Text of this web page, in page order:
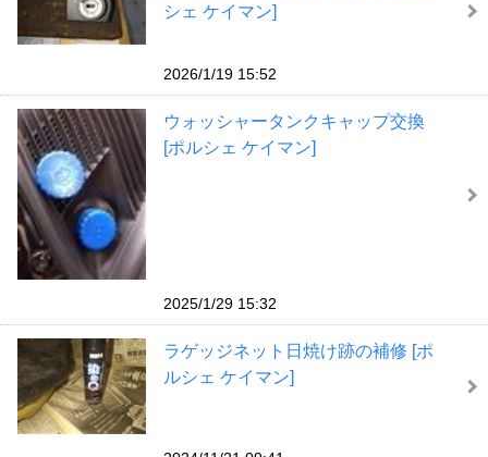
シェ ケイマン]
2026/1/19 15:52
ウォッシャータンクキャップ交換
[ポルシェ ケイマン]
2025/1/29 15:32
ラゲッジネット日焼け跡の補修 [ポ
ルシェ ケイマン]